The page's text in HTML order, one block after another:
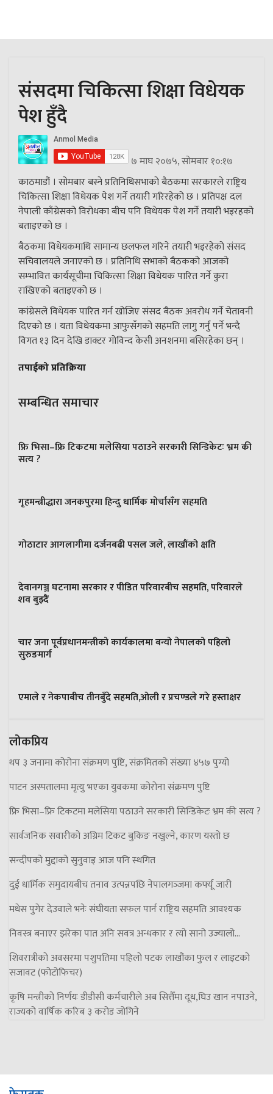
संसदमा चिकित्सा शिक्षा विधेयक
पेश हुँदै
७ माघ २०७५, सोमबार १०:१७
काठमाडौं । सोमबार बस्ने प्रतिनिधिसभाको बैठकमा सरकारले राष्ट्रिय
चिकित्सा शिक्षा विधेयक पेश गर्ने तयारी गरिरहेको छ । प्रतिपक्ष दल
नेपाली काँग्रेसको विरोधका बीच पनि विधेयक पेश गर्ने तयारी भइरहको
बताइएको छ ।
बैठकमा विधेयकमाथि सामान्य छलफल गरिने तयारी भइरहेको संसद
सचिवालयले जनाएको छ । प्रतिनिधि सभाको बैठकको आजको
सम्भावित कार्यसूचीमा चिकित्सा शिक्षा विधेयक पारित गर्ने कुरा
राखिएको बताइएको छ ।
कांग्रेसले विधेयक पारित गर्न खोजिए संसद बैठक अवरोध गर्ने चेतावनी
दिएको छ । यता विधेयकमा आफुसँगको सहमति लागु गर्नु पर्ने भन्दै
विगत १३ दिन देखि डाक्टर गोविन्द केसी अनशनमा बसिरहेका छन् ।
तपाईको प्रतिक्रिया
सम्बन्धित समाचार
फ्रि भिसा–फ्रि टिकटमा मलेसिया पठाउने सरकारी सिन्डिकेटः भ्रम की
सत्य ?
गृहमन्त्रीद्धारा जनकपुरमा हिन्दु धार्मिक मोर्चासँग सहमति
गोठाटार आगलागीमा दर्जनबढी पसल जले, लाखौंको क्षति
देवानगञ्ज घटनामा सरकार र पीडित परिवारबीच सहमति, परिवारले
शव बुझ्दैं
चार जना पूर्वप्रधानमन्त्रीको कार्यकालमा बन्यो नेपालको पहिलो
सुरुङमार्ग
एमाले र नेकपाबीच तीनबुँदे सहमति,ओली र प्रचण्डले गरे हस्ताक्षर
लोकप्रिय
थप ३ जनामा कोरोना संक्रमण पुष्टि, संक्रमितको संख्या ४५७ पुग्यो
पाटन अस्पतालमा मृत्यु भएका युवकमा कोरोना संक्रमण पुष्टि
फ्रि भिसा–फ्रि टिकटमा मलेसिया पठाउने सरकारी सिन्डिकेटः भ्रम की सत्य ?
सार्वजनिक सवारीको अग्रिम टिकट बुकिङ नखुल्ने, कारण यस्तो छ
सन्दीपको मुद्दाको सुनुवाइ आज पनि स्थगित
दुई धार्मिक समुदायबीच तनाव उत्पन्नपछि नेपालगञ्‍जमा कर्फ्यू जारी
मधेस पुगेर देउवाले भनेः संघीयता सफल पार्न राष्ट्रिय सहमति आवश्यक
निवस्त्र बनाएर झरेका पात अनि सवत्र अन्धकार र त्यो सानो उज्यालो…
शिवरात्रीको अवसरमा पशुपतिमा पहिलो पटक लाखौंका फुल र लाइटको
सजावट (फोटोफिचर)
कृषि मन्त्रीको निर्णयः डीडीसी कर्मचारीले अब सित्तैँमा दूध,घिउ खान नपाउने,
राज्यको वार्षिक करिब ३ करोड जोगिने